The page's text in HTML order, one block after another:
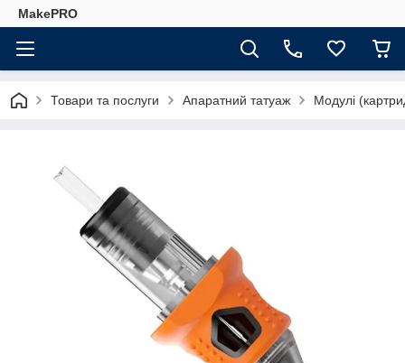
MakePRO
Товари та послуги Апаратний татуаж Модулі